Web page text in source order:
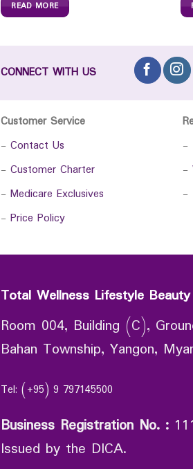
READ MORE
CONNECT WITH US
Customer Service
- Contact Us
- Customer Charter
- Medicare Exclusives
- Price Policy
-
-
-
Total Wellness Lifestyle
Room 004, Building (C),
Bahan Township, Yangon,
Tel: (+95) 9 797145500
Business Registration No. :
Issued by the DICA.